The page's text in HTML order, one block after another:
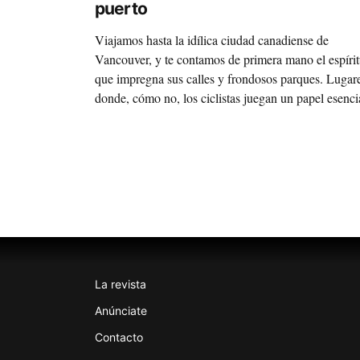
puerto
Viajamos hasta la idílica ciudad canadiense de
Vancouver, y te contamos de primera mano el
que impregna sus calles y frondosos parques.
donde, cómo no, los ciclistas juegan un papel
La revista
Anúnciate
Contacto